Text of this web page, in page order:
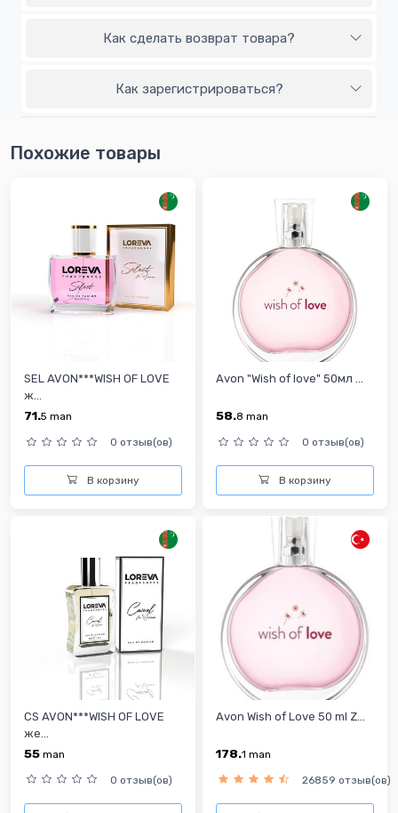
Как сделать возврат товара?
Как зарегистрироваться?
Похожие товары
SEL AVON***WISH OF LOVE
ж...
71.5 man
0 отзыв(ов)
В корзину
Avon "Wish of love" 50мл ...
58.8 man
0 отзыв(ов)
В корзину
CS AVON***WISH OF LOVE
же...
55 man
0 отзыв(ов)
Avon Wish of Love 50 ml Z...
178.1 man
26859 отзыв(ов)